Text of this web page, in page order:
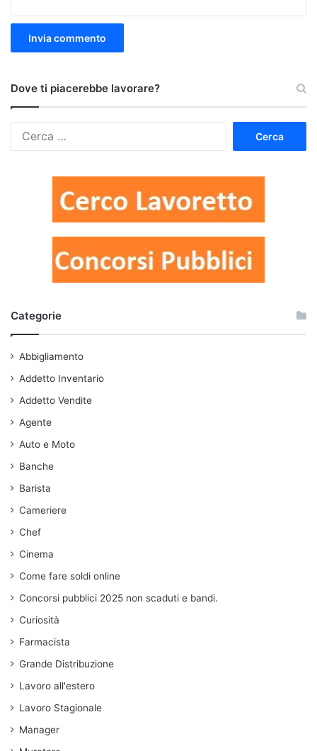
Dove ti piacerebbe lavorare?
Categorie
Abbigliamento
Addetto Inventario
Addetto Vendite
Agente
Auto e Moto
Banche
Barista
Cameriere
Chef
Cinema
Come fare soldi online
Concorsi pubblici 2025 non scaduti e bandi.
Curiosità
Farmacista
Grande Distribuzione
Lavoro all'estero
Lavoro Stagionale
Manager